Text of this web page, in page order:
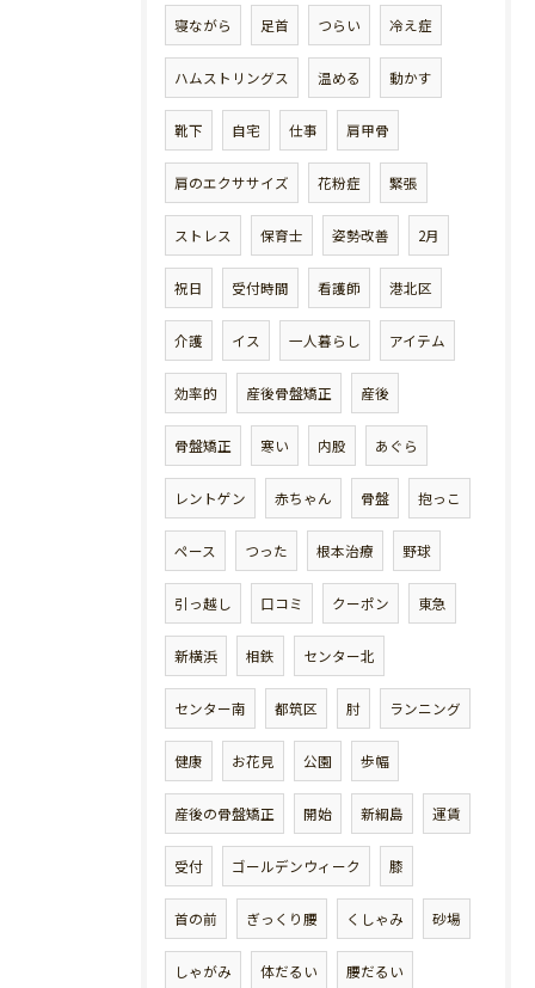
寝ながら 足首 つらい 冷え症
ハムストリングス 温める 動かす
靴下 自宅 仕事 肩甲骨
肩のエクササイズ 花粉症 緊張
ストレス 保育士 姿勢改善 2月
祝日 受付時間 看護師 港北区
介護 イス 一人暮らし アイテム
効率的 産後骨盤矯正 産後
骨盤矯正 寒い 内股 あぐら
レントゲン 赤ちゃん 骨盤 抱っこ
ペース つった 根本治療 野球
引っ越し 口コミ クーポン 東急
新横浜 相鉄 センター北
センター南 都筑区 肘 ランニング
健康 お花見 公園 歩幅
産後の骨盤矯正 開始 新綱島 運賃
受付 ゴールデンウィーク 膝
首の前 ぎっくり腰 くしゃみ 砂場
しゃがみ 体だるい 腰だるい